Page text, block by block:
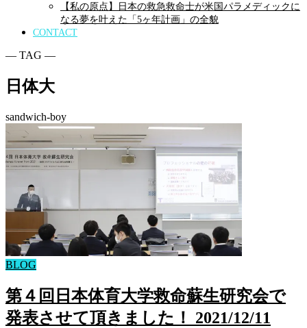
【私の原点】日本の救急救命士が米国パラメディックに
なる夢を叶えた「5ヶ年計画」の全貌
CONTACT
― TAG ―
日体大
sandwich-boy
BLOG
第４回日本体育大学救命蘇生研究会で
発表させて頂きました！ 2021/12/11